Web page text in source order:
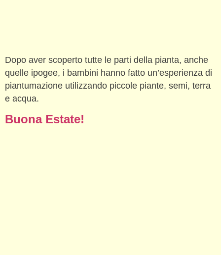
Dopo aver scoperto tutte le parti della pianta, anche
quelle ipogee, i bambini hanno fatto un’esperienza di
piantumazione utilizzando piccole piante, semi, terra
e acqua.
Buona Estate!